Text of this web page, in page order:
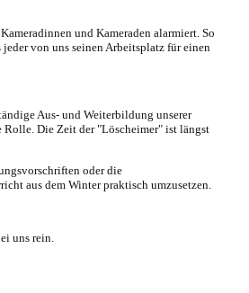
und Kameraden alarmiert. So
von uns seinen Arbeitsplatz für einen
Aus- und Weiterbildung unserer
Rolle. Die Zeit der "Löscheimer" ist längst
oder die
aus dem Winter praktisch umzusetzen.
uns rein.